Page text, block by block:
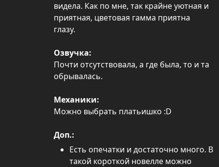
видела. Как по мне, так крайне уютная и
приятная, цветовая гамма приятна
глазу.
Озвучка:
Почти отсутствовала, а где была, то и та
обрывалась.
Механики:
Можно выбрать платьишко :D
Доп.:
Есть опечатки и достаточно много. В
такой короткой новелле можно